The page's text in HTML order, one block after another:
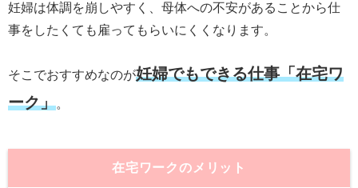
妊婦は体調を崩しやすく、母体への不安があることから仕
事をしたくても雇ってもらいにくくなります。
そこでおすすめなのが妊婦でもできる仕事「在宅ワ
ーク」。
在宅ワークのメリット